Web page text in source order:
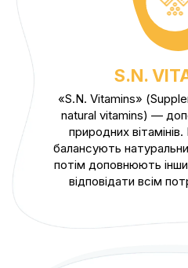
S.N.
«S.N. Vitamins»
natural vitamins) —
природних
балансують
потім доповнюють
відповідати всім